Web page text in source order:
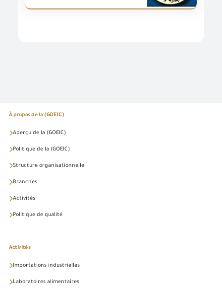
À propos de la (GOEIC)
Aperçu de la (GOEIC)
Politique de la (GOEIC)
Structure organisationnelle
Branches
Activités
Politique de qualité
Activités
Importations industrielles
Laboratoires alimentaires